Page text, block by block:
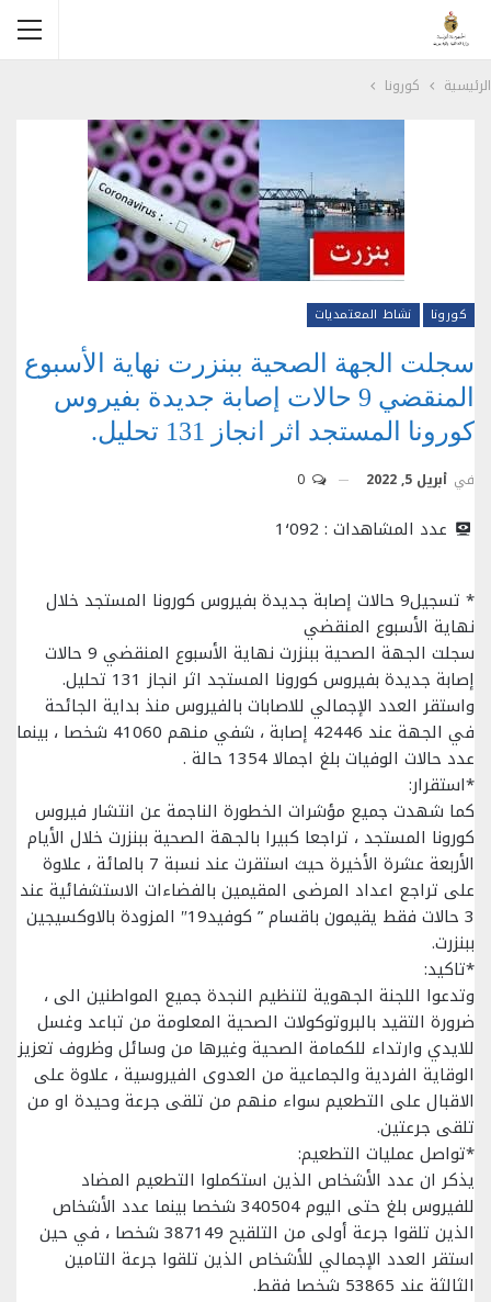
الرئيسية كورونا
كورونا نشاط المعتمديات
سجلت الجهة الصحية ببنزرت نهاية الأسبوع
المنقضي 9 حالات إصابة جديدة بفيروس
كورونا المستجد اثر انجاز 131 تحليل.
في أبريل 5, 2022
عدد المشاهدات : 1٬092
* تسجيل9 حالات إصابة جديدة بفيروس كورونا المستجد خلال
نهاية الأسبوع المنقضي
سجلت الجهة الصحية ببنزرت نهاية الأسبوع المنقضي 9 حالات
إصابة جديدة بفيروس كورونا المستجد اثر انجاز 131 تحليل.
واستقر العدد الإجمالي للاصابات بالفيروس منذ بداية الجائحة
في الجهة عند 42446 إصابة ، شفي منهم 41060 شخصا ، بينما
عدد حالات الوفيات بلغ اجمالا 1354 حالة .
*استقرار:
كما شهدت جميع مؤشرات الخطورة الناجمة عن انتشار فيروس
كورونا المستجد ، تراجعا كبيرا بالجهة الصحية ببنزرت خلال الأيام
الأربعة عشرة الأخيرة حيث استقرت عند نسبة 7 بالمائة ، علاوة
على تراجع اعداد المرضى المقيمين بالفضاءات الاستشفائية عند
3 حالات فقط يقيمون باقسام ” كوفيد19″ المزودة بالاوكسيجين
ببنزرت.
*تاكيد:
وتدعوا اللجنة الجهوية لتنظيم النجدة جميع المواطنين الى ،
ضرورة التقيد بالبروتوكولات الصحية المعلومة من تباعد وغسل
للايدي وارتداء للكمامة الصحية وغيرها من وسائل وظروف تعزيز
الوقاية الفردية والجماعية من العدوى الفيروسية ، علاوة على
الاقبال على التطعيم سواء منهم من تلقى جرعة وحيدة او من
تلقى جرعتين.
*تواصل عمليات التطعيم:
يذكر ان عدد الأشخاص الذين استكملوا التطعيم المضاد
للفيروس بلغ حتى اليوم 340504 شخصا بينما عدد الأشخاص
الذين تلقوا جرعة أولى من التلقيح 387149 شخصا ، في حين
استقر العدد الإجمالي للأشخاص الذين تلقوا جرعة التامين
الثالثة عند 53865 شخصا فقط.